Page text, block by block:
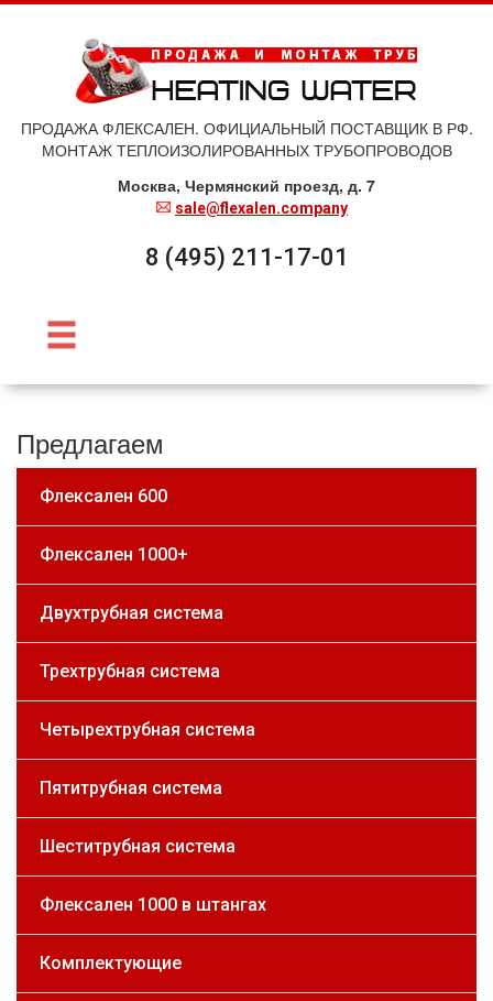
ПРОДАЖА ФЛЕКСАЛЕН. ОФИЦИАЛЬНЫЙ ПОСТАВЩИК В РФ.
МОНТАЖ ТЕПЛОИЗОЛИРОВАННЫХ ТРУБОПРОВОДОВ
Москва, Чермянский проезд, д. 7
sale@flexalen.company
8 (495) 211-17-01
Предлагаем
Флексален 600
Флексален 1000+
Двухтрубная система
Трехтрубная система
Четырехтрубная система
Пятитрубная система
Шеститрубная система
Флексален 1000 в штангах
Комплектующие